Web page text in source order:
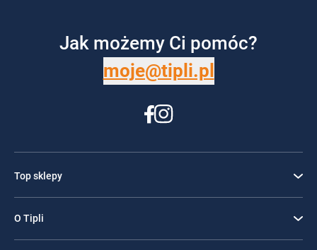
Jak możemy Ci pomóc?
moje@tipli.pl
Top sklepy
O Tipli